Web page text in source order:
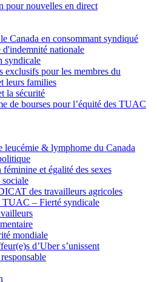
pour nouvelles en direct
Canada en consommant syndiqué
d'indemnité nationale
syndicale
exclusifs pour les membres du
leurs families
la sécurité
de bourses pour l’équité des TUAC
leucémie & lymphome du Canada
et égalité des sexes
des travailleurs agricoles
TUAC – Fierté syndicale
mondiale
d’Uber s’unissent